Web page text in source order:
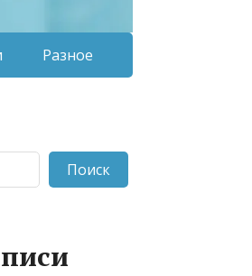
Разное
Поиск